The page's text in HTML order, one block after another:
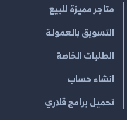
متاجر مميزة للبيع
التسويق بالعمولة
الطلبات الخاصة
انشاء حساب
تحميل برامج قلاري